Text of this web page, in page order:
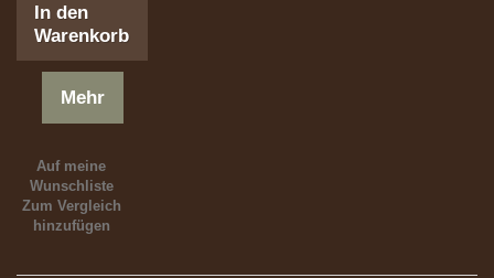
In den
Warenkorb
Mehr
Auf meine
Wunschliste
Zum Vergleich
hinzufügen